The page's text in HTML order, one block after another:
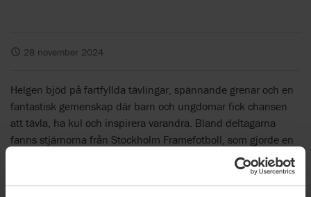
28 november 2024
Helgen bjöd på fartfyllda tävlingar, spännande grenar och en
fantastisk gemenskap där barn och ungdomar fick chansen
att tävla, ha kul och inspirera varandra. Bland deltagarna
fanns stjärnorna från Stockholm Framefotboll, som gjorde en
strålande insats i framefotboll-turneringen. En sport som
utövas med hjälp av en bakåtvänd rollator, i många fall den
bakåtvända rollatornR82 Crocodile.